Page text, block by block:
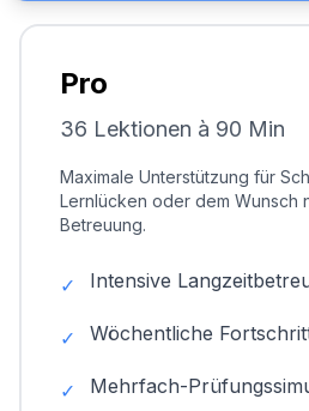
Pro
36 Lektionen à 90 Min
Maximale Unterstützung für
Lernlücken oder dem Wunsch
Betreuung.
✓ Intensive
✓ Wöchentliche
✓ Mehrfach-